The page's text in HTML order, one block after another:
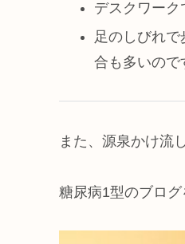
デスクワーク
足のしびれ
合も多いので
また、源泉かけ流
糖尿病1型のブロ